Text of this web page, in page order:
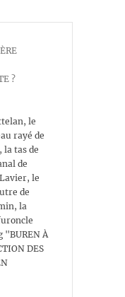
?
le
rayé de
la tas de
de
le
de
la
"BUREN À
DES